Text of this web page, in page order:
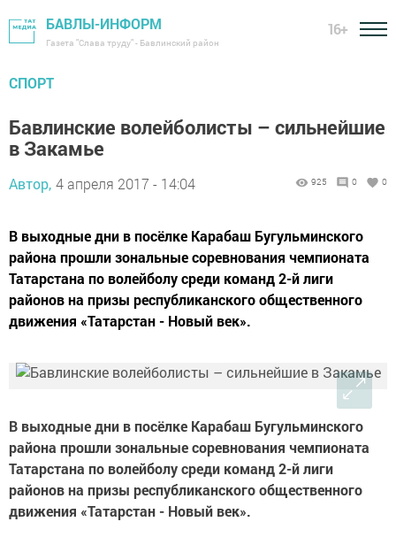
БАВЛЫ-ИНФОРМ
Газета "Слава труду" - Бавлинский район
16+
СПОРТ
Бавлинские волейболисты – сильнейшие
в Закамье
Автор, 4 апреля 2017 - 14:04 925 0 0
В выходные дни в посёлке Карабаш Бугульминского
района прошли зональные соревнования чемпионата
Татарстана по волейболу среди команд 2-й лиги
районов на призы республиканского общественного
движения «Татарстан - Новый век».
В выходные дни в посёлке Карабаш Бугульминского
района прошли зональные соревнования чемпионата
Татарстана по волейболу среди команд 2-й лиги
районов на призы республиканского общественного
движения «Татарстан - Новый век».